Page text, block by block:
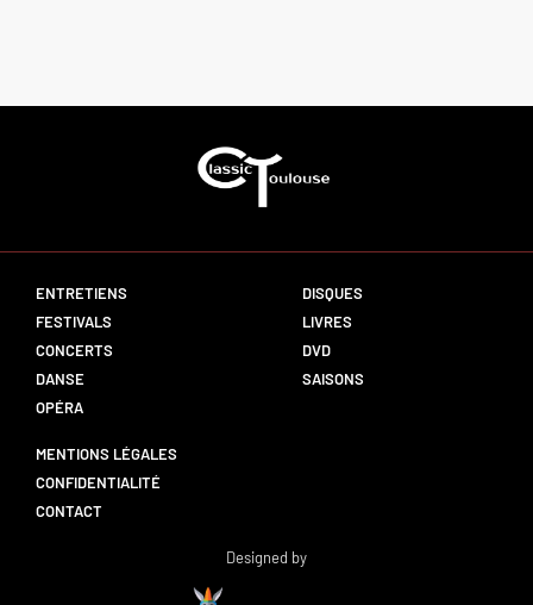
ENTRETIENS
FESTIVALS
CONCERTS
DANSE
OPÉRA
DISQUES
LIVRES
DVD
SAISONS
MENTIONS LÉGALES
CONFIDENTIALITÉ
CONTACT
Designed by